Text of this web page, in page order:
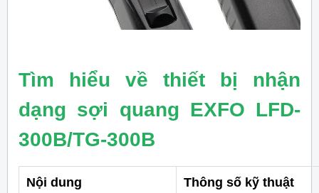
Tìm hiểu về thiết bị nhận
dạng sợi quang EXFO LFD-
300B/TG-300B
Nội dung Thông số kỹ thuật